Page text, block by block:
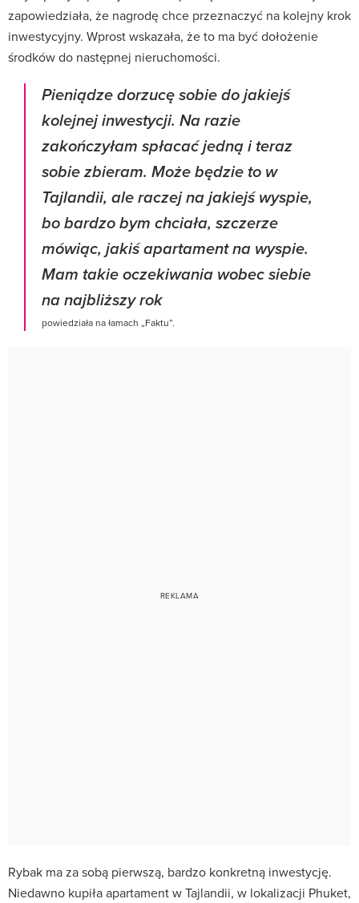
zapowiedziała, że nagrodę chce przeznaczyć na kolejny krok
inwestycyjny. Wprost wskazała, że to ma być dołożenie
środków do następnej nieruchomości.
Pieniądze dorzucę sobie do jakiejś
kolejnej inwestycji. Na razie
zakończyłam spłacać jedną i teraz
sobie zbieram. Może będzie to w
Tajlandii, ale raczej na jakiejś wyspie,
bo bardzo bym chciała, szczerze
mówiąc, jakiś apartament na wyspie.
Mam takie oczekiwania wobec siebie
na najbliższy rok
powiedziała na łamach „Faktu”.
Rybak ma za sobą pierwszą, bardzo konkretną inwestycję.
Niedawno kupiła apartament w Tajlandii, w lokalizacji Phuket,